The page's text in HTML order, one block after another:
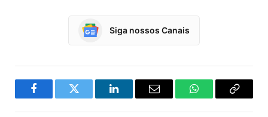
Siga nossos Canais
FacebookTwitter LinkedInEmail WhatsAppCopy